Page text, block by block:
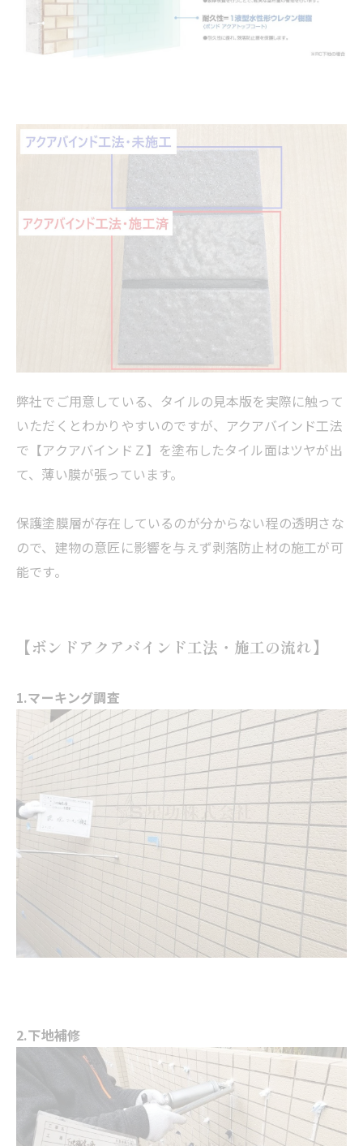
弊社でご用意している、タイルの見本版を実際に触って
いただくとわかりやすいのですが、アクアバインド工法
で【アクアバインドＺ】を塗布したタイル面はツヤが出
て、薄い膜が張っています。
保護塗膜層が存在しているのが分からない程の透明さな
ので、建物の意匠に影響を与えず剥落防止材の施工が可
能です。
【ボンドアクアバインド工法・施工の流れ】
1.マーキング調査
2.下地補修